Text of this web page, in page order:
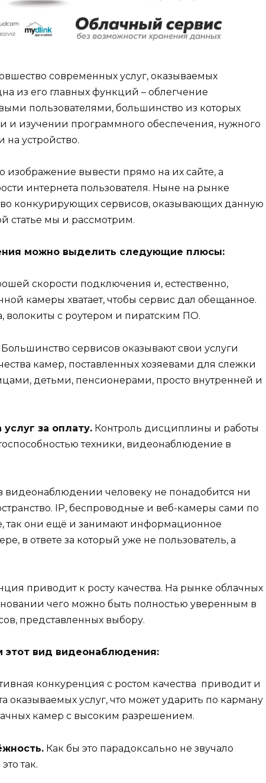
современных услуг, оказываемых
из его главных функций – облегчение
пользователями, большинство из которых
и изучении программного обеспечения, нужного
устройство.
изображение вывести прямо на их сайте, а
интернета пользователя. Ныне на рынке
конкурирующих сервисов, оказывающих данную
статье мы и рассмотрим.
можно выделить следующие плюсы:
скорости подключения и, естественно,
камеры хватает, чтобы сервис дал обещанное.
волокиты с роутером и пиратским ПО.
Большинство сервисов оказывают свои услуги
камер, поставленных хозяевами для слежки
детьми, пенсионерами, просто внутренней и
за оплату. Контроль дисциплины и работы
техники, видеонаблюдение в
человеку не понадобится ни
IP, беспроводные и веб-камеры сами по
так они ещё и занимают информационное
в ответе за который уже не пользователь, а
приводит к росту качества. На рынке облачных
чего можно быть полностью уверенным в
представленных выбору.
этот вид видеонаблюдения:
конкуренция с ростом качества приводит и
оказываемых услуг, что может ударить по карману
камер с высоким разрешением.
Как бы это парадоксально не звучало
так.